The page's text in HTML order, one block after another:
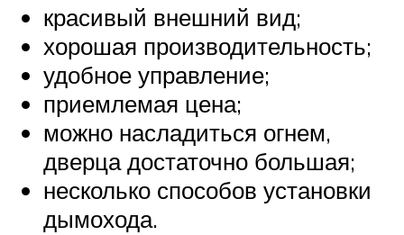
красивый внешний вид;
хорошая производительность;
удобное управление;
приемлемая цена;
можно насладиться огнем,
дверца достаточно большая;
несколько способов установки
дымохода.